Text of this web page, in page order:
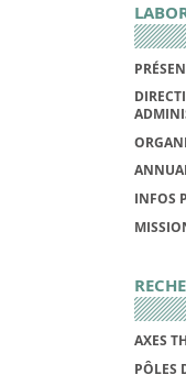
INFOS
AXES
PÔLES